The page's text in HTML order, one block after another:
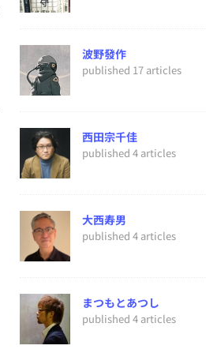
波野發作
published 17 articles
西田宗千佳
published 4 articles
大西寿男
published 4 articles
まつもとあつし
published 4 articles